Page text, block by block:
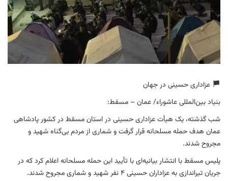
عزاداری حسینی در جهان
بنیاد بین‌المللی عاشوراء/ عمان – مسقط:
شب گذشته، یک هیأت عزاداری حسینی در استان مسقط در کشور پادشاهی
عمان هدف حمله مسلحانه قرار گرفت و شماری از مردم بی‌گناه شهید و
مجروح شدند.
پلیس مسقط با انتشار بیانیه‌ای با تأیید این حمله مسلحانه اعلام کرد که در
جریان تیراندازی به عزاداران حسینی ۴ نفر شهید و شماری مجروح شدند.